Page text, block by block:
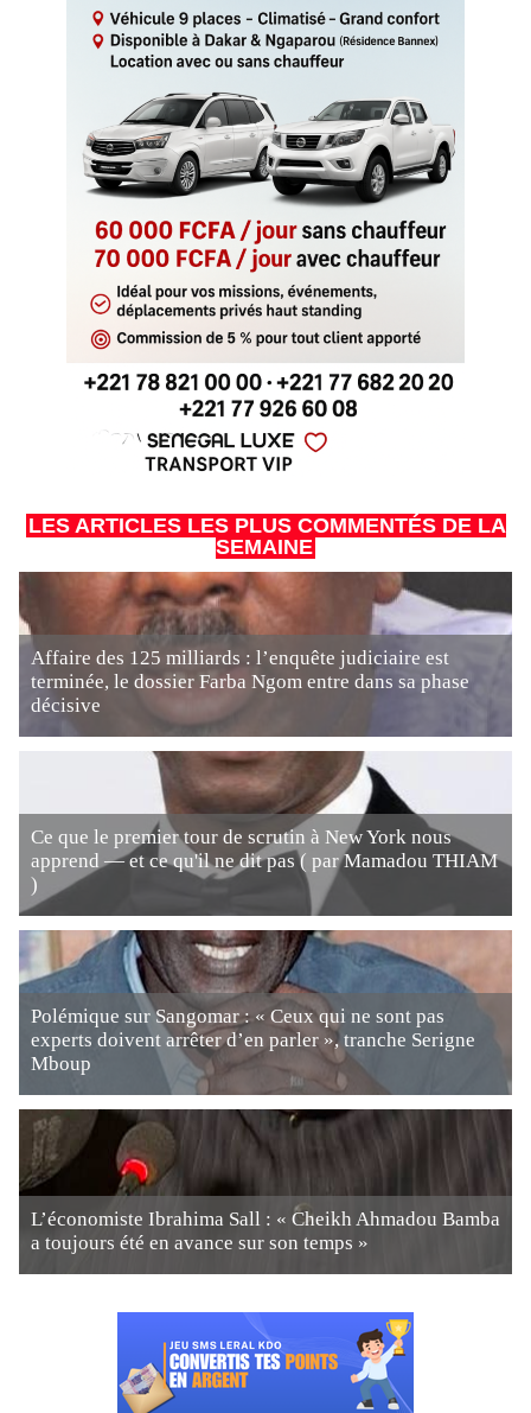
LES ARTICLES LES PLUS COMMENTÉS DE LA
SEMAINE
Affaire des 125 milliards : l’enquête judiciaire est
terminée, le dossier Farba Ngom entre dans sa phase
décisive
Ce que le premier tour de scrutin à New York nous
apprend — et ce qu'il ne dit pas ( par Mamadou THIAM
)
Polémique sur Sangomar : « Ceux qui ne sont pas
experts doivent arrêter d’en parler », tranche Serigne
Mboup
L’économiste Ibrahima Sall : « Cheikh Ahmadou Bamba
a toujours été en avance sur son temps »